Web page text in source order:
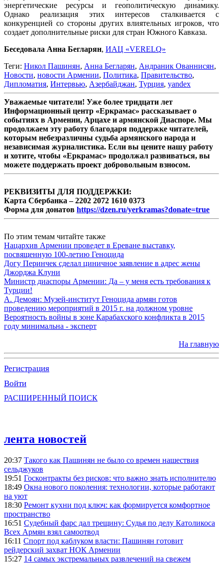
энергетические ресурсы и геополитическую динамику.
Однако реализация этих интересов сталкивается с
конкуренцией со стороны других влиятельных игроков, что
создает дополнительные риски для стран Южного Кавказа.
Беседовала Анна Бегларян, ИАЦ «VERELQ»
Теги: Никол Пашинян, Анна Бегларян, Андраник Ованнисян,
Новости, новости Армении, Политика, Правительство,
Дипломатия, Интервью, Азербайджан, Турция, yandex
Уважаемые читатели! Уже более тридцати лет
Информационный центр «Еркрамас» рассказывает о
событиях в Армении, Арцахе и армянской Диаспоре. Мы
продолжаем эту работу благодаря поддержке читателей,
которым небезразличны судьба армянского народа и
независимая журналистика. Если вы цените нашу работу
и хотите, чтобы «Еркрамас» продолжал развиваться, вы
можете поддержать проект добровольным взносом.
РЕКВИЗИТЫ ДЛЯ ПОДДЕРЖКИ:
Карта Сбербанка – 2202 2072 1610 0373
Форма для донатов https://dzen.ru/yerkramas?donate=true
По этим темам читайте также
Нацархив Армении проведет в Ереване выставку,
посвященную 100-летию Геноцида
Догу Перинчек сделал циничное заявление в адрес жены
Джорджа Клуни
Министр диаспоры Армении: Да – у меня есть требования к
Турции!
А. Демоян: Музей-институт Геноцида армян готов
проведению мероприятий в 2015 г. на должном уровне
Вероятность войны в зоне Карабахского конфликта в 2015
году минимальна - эксперт
На главную
Регистрация
Войти
РАСШИРЕННЫЙ ПОИСК
лента новостей
20:37 Такого как Пашинян не было со времен нашествия
сельджуков
19:51 Госконтракты без рисков: что важно знать исполнителю
18:49 Окна нового поколения: технологии, которые работают
на уют
18:30 Ремонт кухни под ключ: как формируется комфортное
пространство
16:51 Судебный фарс дал трещину: Судья по делу Католикоса
Всех Армян взял самоотвод
16:11 Спорт под каблуком власти: Пашинян готовит
рейдерский захват НОК Армении
15:27 14 самых экстремальных развлечений на свежем